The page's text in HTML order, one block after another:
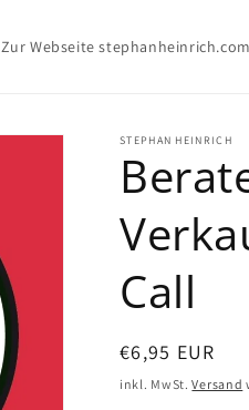
Zur Webseite stephanheinrich.com
STEPHAN HEINRICH
Call
Normaler
Preis
€6,95 EUR
inkl. MwSt.Versand